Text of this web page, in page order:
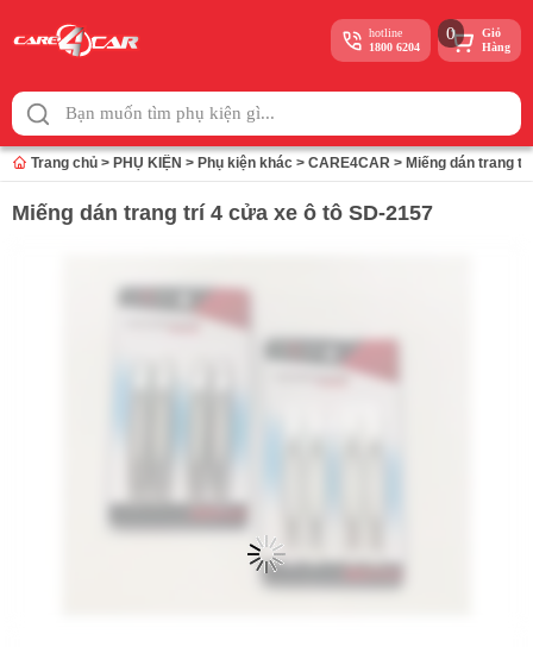
to
content
hotline
1800 6204
0
Giỏ
Hàng
Trang chủ > PHỤ KIỆN > Phụ kiện khác > CARE4CAR > Miếng dán trang
Miếng dán trang trí 4 cửa xe ô tô SD-2157